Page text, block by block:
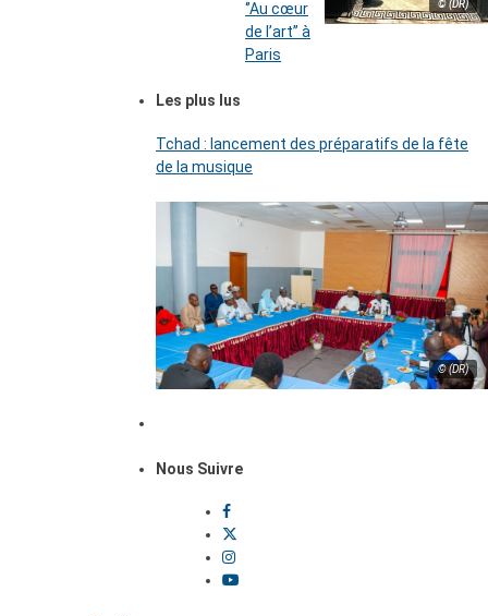
© (DR)
‘’Au cœur
de l’art’’ à
Paris
Les plus lus
Tchad : lancement des préparatifs de la fête
de la musique
© (DR)
Nous Suivre